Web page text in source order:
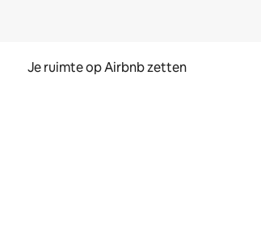
Je ruimte op Airbnb zetten